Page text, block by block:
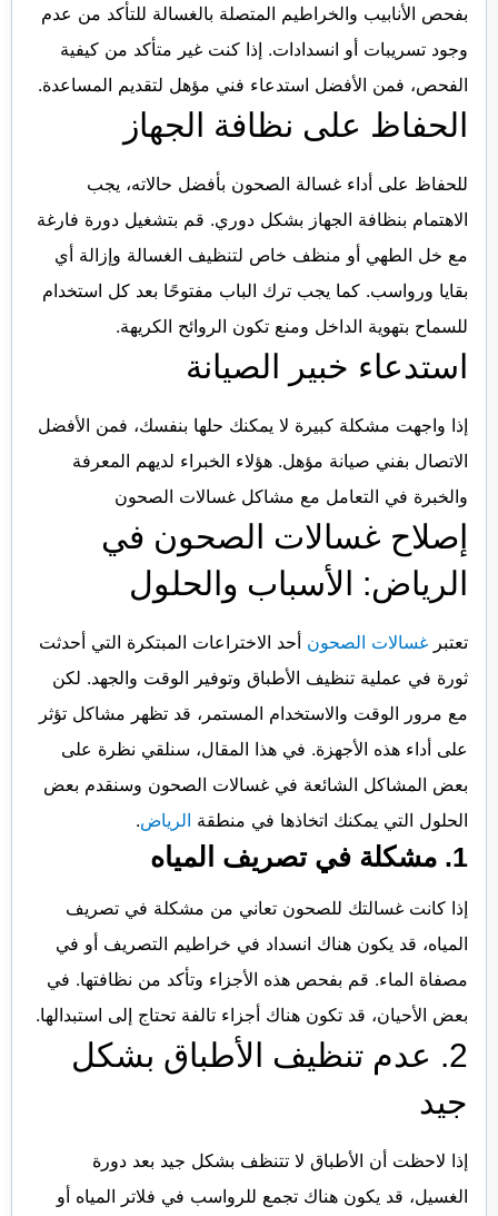
بفحص الأنابيب والخراطيم المتصلة بالغسالة للتأكد من عدم
وجود تسريبات أو انسدادات. إذا كنت غير متأكد من كيفية
الفحص، فمن الأفضل استدعاء فني مؤهل لتقديم المساعدة.
الحفاظ على نظافة الجهاز
للحفاظ على أداء غسالة الصحون بأفضل حالاته، يجب
الاهتمام بنظافة الجهاز بشكل دوري. قم بتشغيل دورة فارغة
مع خل الطهي أو منظف خاص لتنظيف الغسالة وإزالة أي
بقايا ورواسب. كما يجب ترك الباب مفتوحًا بعد كل استخدام
للسماح بتهوية الداخل ومنع تكون الروائح الكريهة.
استدعاء خبير الصيانة
إذا واجهت مشكلة كبيرة لا يمكنك حلها بنفسك، فمن الأفضل
الاتصال بفني صيانة مؤهل. هؤلاء الخبراء لديهم المعرفة
والخبرة في التعامل مع مشاكل غسالات الصحون
إصلاح غسالات الصحون في
الرياض: الأسباب والحلول
تعتبر غسالات الصحون أحد الاختراعات المبتكرة التي أحدثت
ثورة في عملية تنظيف الأطباق وتوفير الوقت والجهد. لكن
مع مرور الوقت والاستخدام المستمر، قد تظهر مشاكل تؤثر
على أداء هذه الأجهزة. في هذا المقال، سنلقي نظرة على
بعض المشاكل الشائعة في غسالات الصحون وسنقدم بعض
الحلول التي يمكنك اتخاذها في منطقة الرياض.
1. مشكلة في تصريف المياه
إذا كانت غسالتك للصحون تعاني من مشكلة في تصريف
المياه، قد يكون هناك انسداد في خراطيم التصريف أو في
مصفاة الماء. قم بفحص هذه الأجزاء وتأكد من نظافتها. في
بعض الأحيان، قد تكون هناك أجزاء تالفة تحتاج إلى استبدالها.
2. عدم تنظيف الأطباق بشكل
جيد
إذا لاحظت أن الأطباق لا تتنظف بشكل جيد بعد دورة
الغسيل، قد يكون هناك تجمع للرواسب في فلاتر المياه أو